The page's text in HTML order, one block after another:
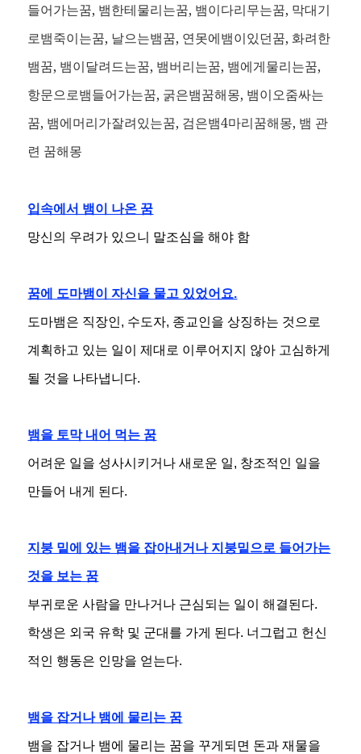
들어가는꿈, 뱀한테물리는꿈, 뱀이다리무는꿈, 막대기
로뱀죽이는꿈, 날으는뱀꿈, 연못에뱀이있던꿈, 화려한
뱀꿈, 뱀이달려드는꿈, 뱀버리는꿈, 뱀에게물리는꿈,
항문으로뱀들어가는꿈, 굵은뱀꿈해몽, 뱀이오줌싸는
꿈, 뱀에머리가잘려있는꿈, 검은뱀4마리꿈해몽, 뱀 관
련 꿈해몽
입속에서 뱀이 나온 꿈
망신의 우려가 있으니 말조심을 해야 함
꿈에 도마뱀이 자신을 물고 있었어요.
도마뱀은 직장인, 수도자, 종교인을 상징하는 것으로
계획하고 있는 일이 제대로 이루어지지 않아 고심하게
될 것을 나타냅니다.
뱀을 토막 내어 먹는 꿈
어려운 일을 성사시키거나 새로운 일, 창조적인 일을
만들어 내게 된다.
지붕 밑에 있는 뱀을 잡아내거나 지붕밑으로 들어가는
것을 보는 꿈
부귀로운 사람을 만나거나 근심되는 일이 해결된다.
학생은 외국 유학 및 군대를 가게 된다. 너그럽고 헌신
적인 행동은 인망을 얻는다.
뱀을 잡거나 뱀에 물리는 꿈
뱀을 잡거나 뱀에 물리는 꿈을 꾸게되면 돈과 재물을